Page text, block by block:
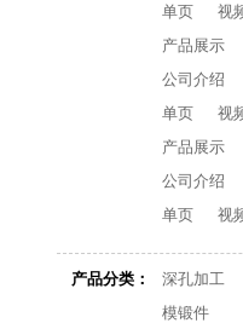
单页
视
产品展示
公司介绍
单页
视
产品展示
公司介绍
单页
视
产品分类： 深孔加工
模锻件